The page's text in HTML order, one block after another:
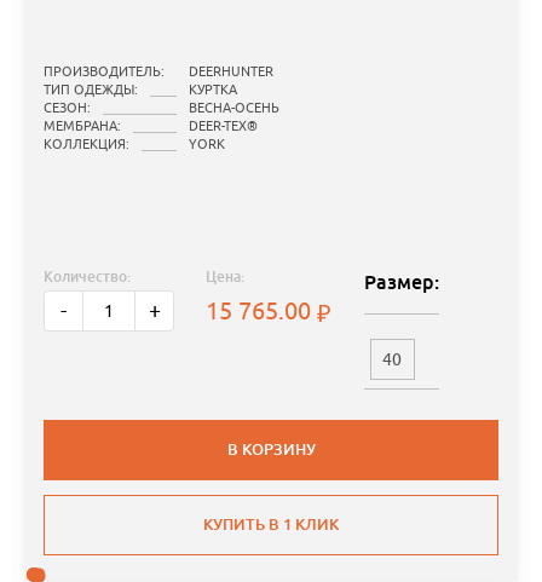
ПРОИЗВОДИТЕЛЬ:
DEERHUNTER
ТИП ОДЕЖДЫ:
КУРТКА
СЕЗОН:
ВЕСНА-ОСЕНЬ
МЕМБРАНА:
DEER-TEX®
КОЛЛЕКЦИЯ:
YORK
Количество:
- +
Цена:
15 765.00
Размер:
40
В КОРЗИНУ
КУПИТЬ В 1 КЛИК